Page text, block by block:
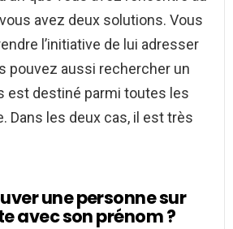
avez deux solutions. Vous
l’initiative de lui adresser
pouvez aussi rechercher un
est destiné parmi toutes les
Dans les deux cas, il est très
une personne sur
avec son prénom ?